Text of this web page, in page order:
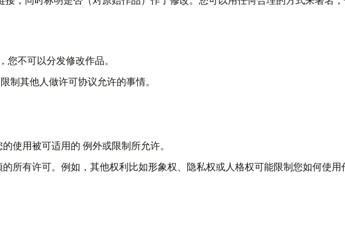
不可以分发修改作品。
制其他人做许可协议允许的事情。
使用被可适用的 例外或限制所允许。
所有许可。例如，其他权利比如形象权、隐私权或人格权可能限制您如何使用